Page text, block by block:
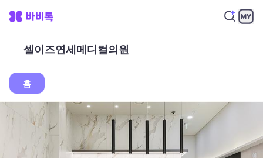
셀이즈연세메디컬의원
홈